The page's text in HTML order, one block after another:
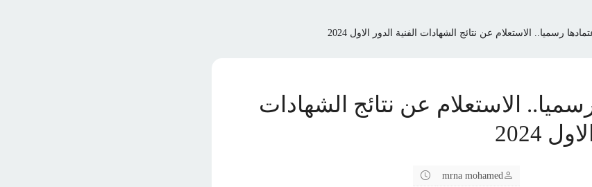
رسميا.. الاستعلام عن نتائج الشهادات الفنية الدور الاول 2024
الاستعلام عن نتائج الشهادات
2024
mrna mohamed